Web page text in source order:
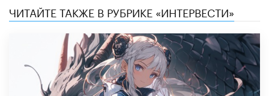
ЧИТАЙТЕ ТАКЖЕ В РУБРИКЕ «ИНТЕРВЕСТИ»